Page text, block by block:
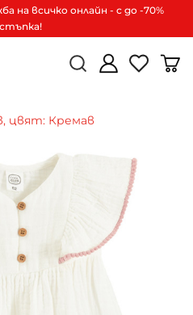
на всичко онлайн - с до -70%
цвят: Кремав